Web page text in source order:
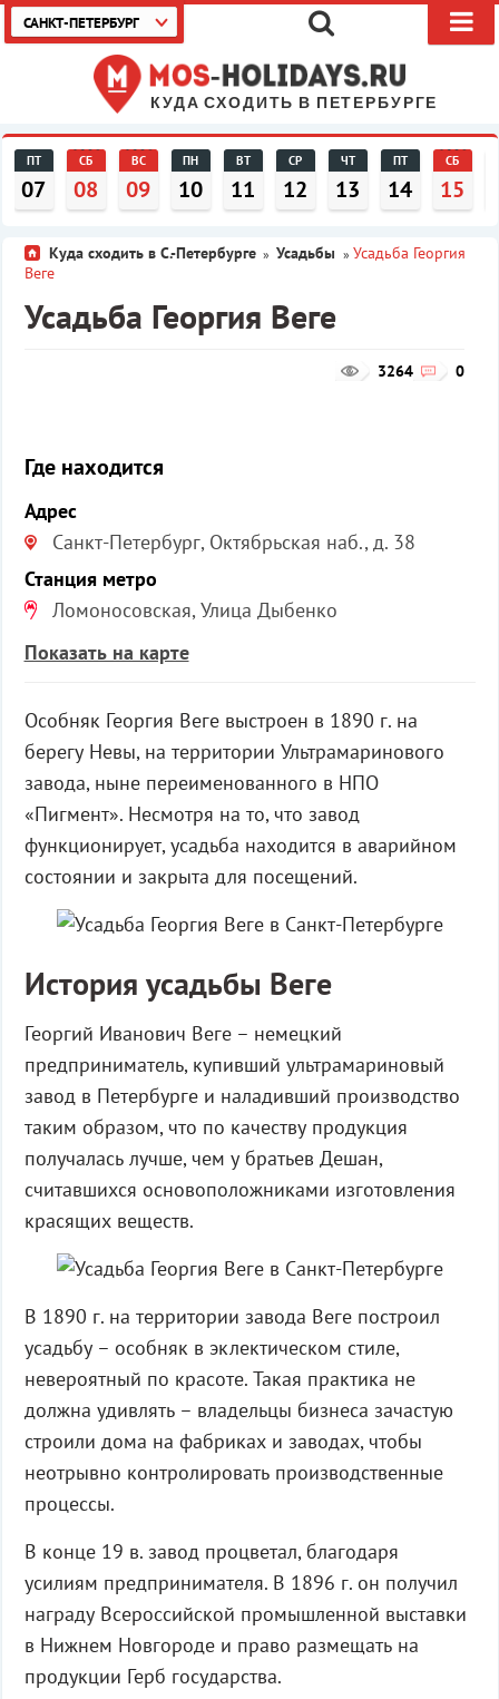
КУДА СХОДИТЬ В ПЕТЕРБУРГЕ
САНКТ-ПЕТЕРБУРГ
ПТ
07
СБ
08
ВС
09
ПН
10
ВТ
11
СР
12
ЧТ
13
ПТ
14
СБ
15
Куда сходить в С.-Петербурге » Усадьбы » Усадьба Георгия
Веге
Усадьба Георгия Веге
0
3264
Где находится
Адрес
Санкт-Петербург, Октябрьская наб., д. 38
Станция метро
Ломоносовская, Улица Дыбенко
Показать на карте
Особняк Георгия Веге выстроен в 1890 г. на
берегу Невы, на территории Ультрамаринового
завода, ныне переименованного в НПО
«Пигмент». Несмотря на то, что завод
функционирует, усадьба находится в аварийном
состоянии и закрыта для посещений.
История усадьбы Веге
Георгий Иванович Веге – немецкий
предприниматель, купивший ультрамариновый
завод в Петербурге и наладивший производство
таким образом, что по качеству продукция
получалась лучше, чем у братьев Дешан,
считавшихся основоположниками изготовления
красящих веществ.
В 1890 г. на территории завода Веге построил
усадьбу – особняк в эклектическом стиле,
невероятный по красоте. Такая практика не
должна удивлять – владельцы бизнеса зачастую
строили дома на фабриках и заводах, чтобы
неотрывно контролировать производственные
процессы.
В конце 19 в. завод процветал, благодаря
усилиям предпринимателя. В 1896 г. он получил
награду Всероссийской промышленной выставки
в Нижнем Новгороде и право размещать на
продукции Герб государства.